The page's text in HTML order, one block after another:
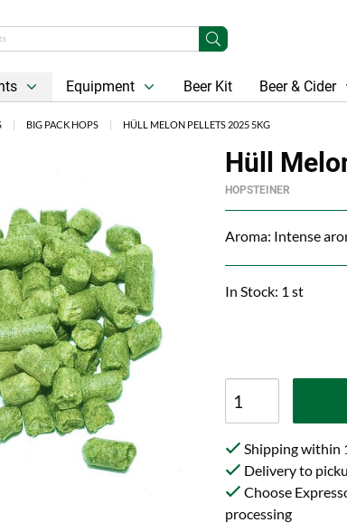
Equipment Beer Kit Beer & Cider
BIG PACK HOPS HÜLL MELON PELLETS 2025 5KG
Hüll
HOPSTEINER
Aroma: Intense
In Stock: 1 st
Shipping within
Delivery to
Choose
processing